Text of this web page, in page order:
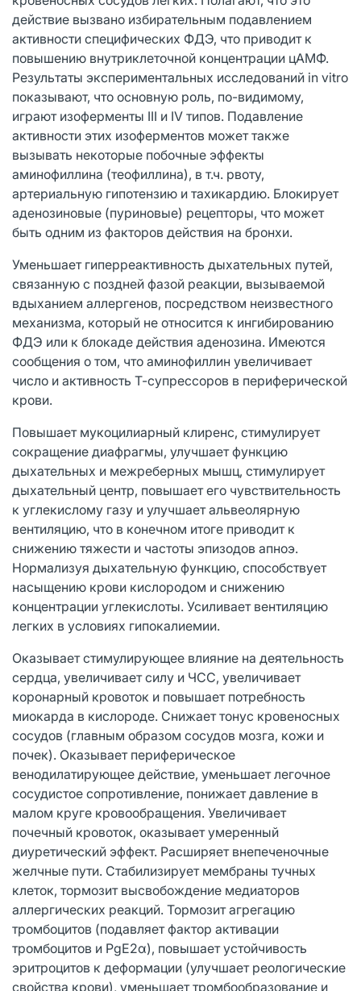
действие вызвано избирательным подавлением
активности специфических ФДЭ, что приводит к
повышению внутриклеточной концентрации цАМФ.
Результаты экспериментальных исследований in vitro
показывают, что основную роль, по-видимому,
играют изоферменты III и IV типов. Подавление
активности этих изоферментов может также
вызывать некоторые побочные эффекты
аминофиллина (теофиллина), в т.ч. рвоту,
артериальную гипотензию и тахикардию. Блокирует
аденозиновые (пуриновые) рецепторы, что может
быть одним из факторов действия на бронхи.
Уменьшает гиперреактивность дыхательных путей,
связанную с поздней фазой реакции, вызываемой
вдыханием аллергенов, посредством неизвестного
механизма, который не относится к ингибированию
ФДЭ или к блокаде действия аденозина. Имеются
сообщения о том, что аминофиллин увеличивает
число и активность Т-супрессоров в периферической
крови.
Повышает мукоцилиарный клиренс, стимулирует
сокращение диафрагмы, улучшает функцию
дыхательных и межреберных мышц, стимулирует
дыхательный центр, повышает его чувствительность
к углекислому газу и улучшает альвеолярную
вентиляцию, что в конечном итоге приводит к
снижению тяжести и частоты эпизодов апноэ.
Нормализуя дыхательную функцию, способствует
насыщению крови кислородом и снижению
концентрации углекислоты. Усиливает вентиляцию
легких в условиях гипокалиемии.
Оказывает стимулирующее влияние на деятельность
сердца, увеличивает силу и ЧСС, увеличивает
коронарный кровоток и повышает потребность
миокарда в кислороде. Снижает тонус кровеносных
сосудов (главным образом сосудов мозга, кожи и
почек). Оказывает периферическое
венодилатирующее действие, уменьшает легочное
сосудистое сопротивление, понижает давление в
малом круге кровообращения. Увеличивает
почечный кровоток, оказывает умеренный
диуретический эффект. Расширяет внепеченочные
желчные пути. Стабилизирует мембраны тучных
клеток, тормозит высвобождение медиаторов
аллергических реакций. Тормозит агрегацию
тромбоцитов (подавляет фактор активации
тромбоцитов и PgE2α), повышает устойчивость
эритроцитов к деформации (улучшает реологические
свойства крови), уменьшает тромбообразование и